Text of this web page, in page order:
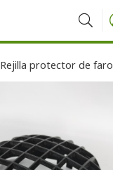
Buscar
Rejilla protector de faro